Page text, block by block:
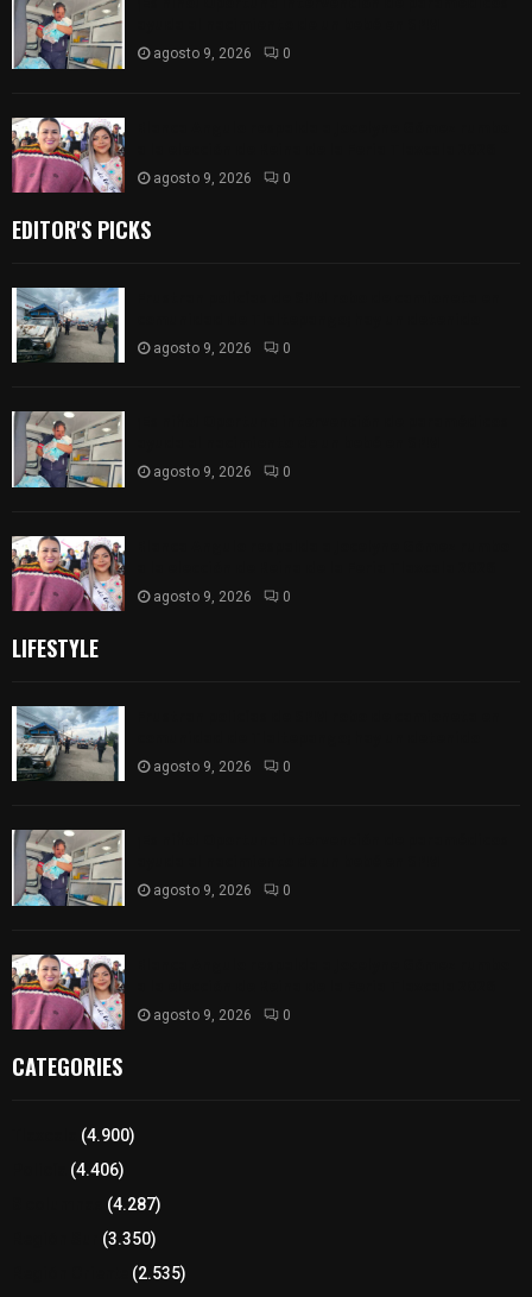
agosto 9, 2026 0
agosto 9, 2026 0
EDITOR'S PICKS
agosto 9, 2026 0
agosto 9, 2026 0
agosto 9, 2026 0
LIFESTYLE
agosto 9, 2026 0
agosto 9, 2026 0
agosto 9, 2026 0
CATEGORIES
(4.900)
(4.406)
(4.287)
(3.350)
(2.535)